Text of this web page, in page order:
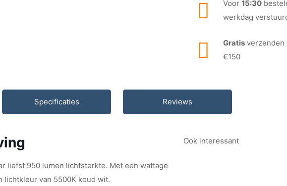
Voor 15:30
werkdag
Gratis verzenden
€150
Specificaties Reviews
liefst 950 lumen lichtsterkte. Met een wattage
lichtkleur van 5500K koud wit.
Ook interessant